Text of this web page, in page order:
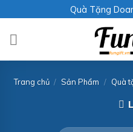
to
content
Quà Tặng
Trang chủ / Sản Phẩm / Quà